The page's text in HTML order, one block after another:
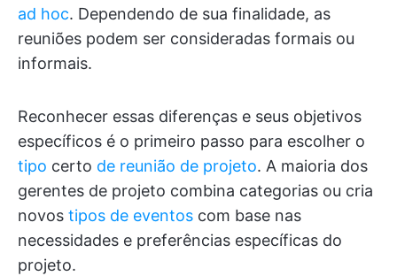
ad hoc. Dependendo de sua finalidade, as
reuniões podem ser consideradas formais ou
informais.
Reconhecer essas diferenças e seus objetivos
específicos é o primeiro passo para escolher o
tipo certo de reunião de projeto. A maioria dos
gerentes de projeto combina categorias ou cria
novos tipos de eventos com base nas
necessidades e preferências específicas do
projeto.